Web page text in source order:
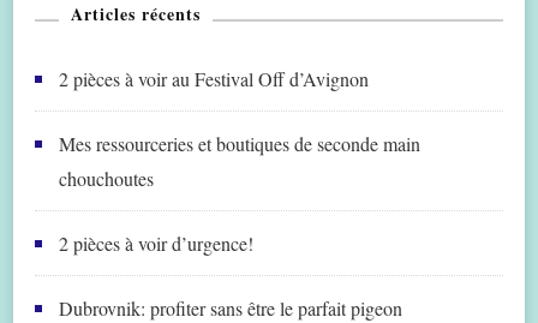
Articles récents
2 pièces à voir au Festival Off d’Avignon
Mes ressourceries et boutiques de seconde main
chouchoutes
2 pièces à voir d’urgence!
Dubrovnik: profiter sans être le parfait pigeon